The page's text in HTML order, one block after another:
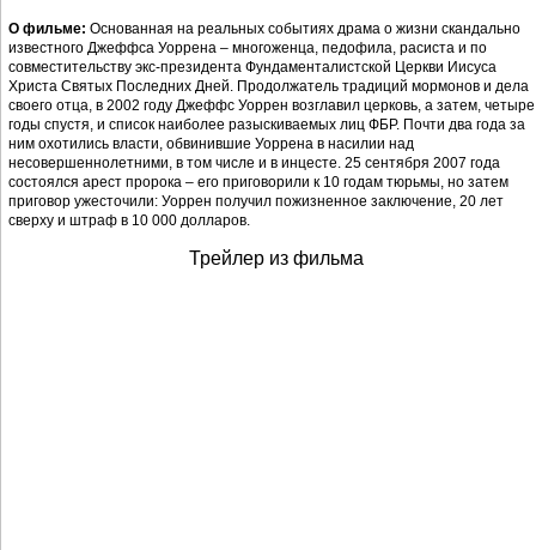
О фильме: Основанная на реальных событиях драма о жизни скандально
известного Джеффса Уоррена – многоженца, педофила, расиста и по
совместительству экс-президента Фундаменталистской Церкви Иисуса
Христа Святых Последних Дней. Продолжатель традиций мормонов и дела
своего отца, в 2002 году Джеффс Уоррен возглавил церковь, а затем, четыре
годы спустя, и список наиболее разыскиваемых лиц ФБР. Почти два года за
ним охотились власти, обвинившие Уоррена в насилии над
несовершеннолетними, в том числе и в инцесте. 25 сентября 2007 года
состоялся арест пророка – его приговорили к 10 годам тюрьмы, но затем
приговор ужесточили: Уоррен получил пожизненное заключение, 20 лет
сверху и штраф в 10 000 долларов.
Трейлер из фильма